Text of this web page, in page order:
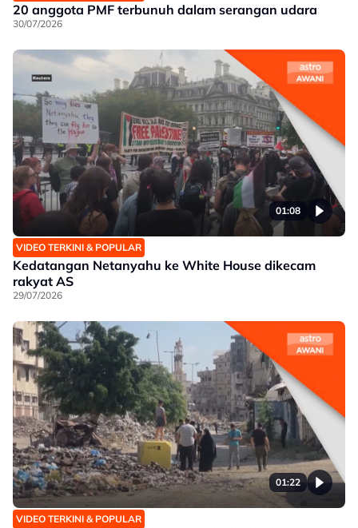
20 anggota PMF terbunuh dalam serangan udara
30/07/2026
01:08
VIDEO TERKINI & POPULAR
Kedatangan Netanyahu ke White House dikecam
rakyat AS
29/07/2026
01:22
VIDEO TERKINI & POPULAR